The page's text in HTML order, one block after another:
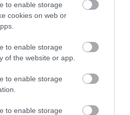
to enable storage
cookies on web or
to enable storage
of the website or app.
to enable storage
to enable storage